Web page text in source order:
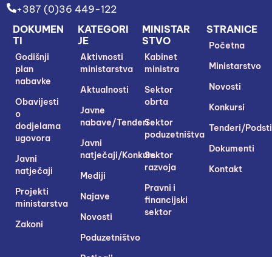
+387 (0)36 449-122
STRANICE
Početna
Ministarstvo
Novosti
Konkursi
Tenderi/
Dokumenti
Kontakt
MINISTAR
STVO
Kabinet
ministra
Sektor
obrta
Sektor
poduzetništva
Sektor
razvoja
Pravni i
financijski
sektor
KATEGORI
JE
Aktivnosti
ministarstva
Aktualnosti
Javne
nabave/Tenderi
Javni
natječaji/Konkursi
Mediji
Najave
Novosti
Poduzetništvo
DOKUMEN
TI
Godišnji
plan
nabavke
Obavijesti
o
dodjelama
ugovora
Javni
natječaji
Projekti
ministarstva
Zakoni